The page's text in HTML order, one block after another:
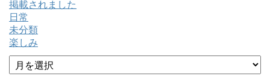
掲載されました
日常
未分類
楽しみ
ア
ー